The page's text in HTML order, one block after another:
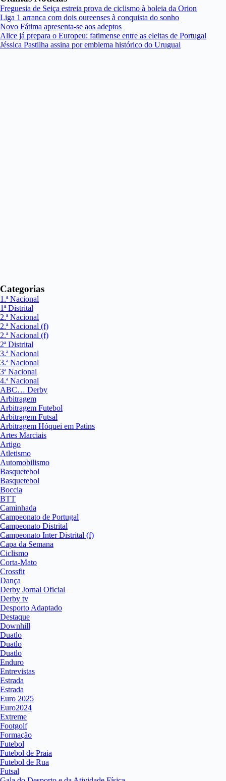
Freguesia de Seiça estreia prova de ciclismo à boleia da Orion
Liga 1 arranca com dois oureenses à conquista do sonho
Novo Fátima apresenta-se aos adeptos
Alice já prepara o Europeu: fatimense entre as eleitas de Portugal
Jéssica Pastilha assina por emblema histórico do Uruguai
Categorias
1.ª Nacional
1ª Distrital
2.ª Nacional
2.ª Nacional (f)
2.ª Nacional (f)
2ª Distrital
3.ª Nacional
3.ª Nacional
3ª Nacional
4.ª Nacional
ABC… Derby
Arbitragem
Arbitragem Futebol
Arbitragem Futsal
Arbitragem Hóquei em Patins
Artes Marciais
Artigo
Atletismo
Automobilismo
Basquetebol
Basquetebol
Boccia
BTT
Caminhada
Campeonato de Portugal
Campeonato Distrital
Campeonato Inter Distrital (f)
Capa da Semana
Ciclismo
Corta-Mato
Crossfit
Dança
Derby Jornal Oficial
Derby tv
Desporto Adaptado
Destaque
Downhill
Duatlo
Duatlo
Duatlo
Enduro
Entrevistas
Estrada
Estrada
Euro 2025
Euro2024
Extreme
Footgolf
Formação
Futebol
Futebol de Praia
Futebol de Rua
Futsal